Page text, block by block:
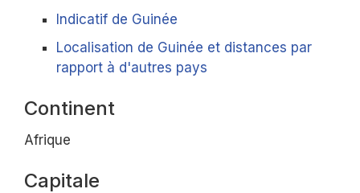
Indicatif de Guinée
Localisation de Guinée et distances par
rapport à d'autres pays
Continent
Afrique
Capitale